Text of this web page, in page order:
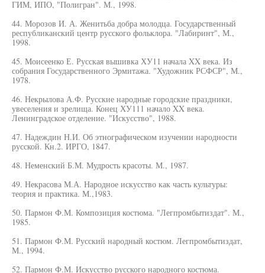
ГИМ, ИПО, "Полигран". М., 1998.
44. Морозов И. А. Женитьба добра молодца. Государственный
республиканский центр русского фольклора. "Лабиринт", М.,
1998.
45. Моисеенко Е. Русская вышивка ХУ11 начала XX века. Из
собрания Государственного Эрмитажа. "Художник РСФСР", М.,
1978.
46. Некрылова А.Ф. Русские народные городские праздники,
увеселения и зрелища. Конец ХУ111 начало XX века.
Ленинградское отделение. "Искусство", 1988.
47. Надеждин Н.И. Об этнографическом изучении народности
русской. Кн.2. ИРГО, 1847.
48. Неменский Б.М. Мудрость красоты. М., 1987.
49. Некрасова М.А. Народное искусство как часть культуры:
теория и практика. М.,1983.
50. Пармон Ф.М. Композиция костюма. "Легпромбытиздат". М.,
1985.
51. Пармон Ф.М. Русский народный костюм. Легпромбытиздат,
М., 1994.
52. Пармон Ф.М. Искусство русского народного костюма.